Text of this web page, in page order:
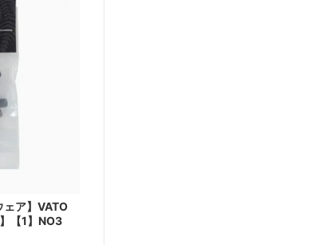
ェア】VATO
【1】NO3